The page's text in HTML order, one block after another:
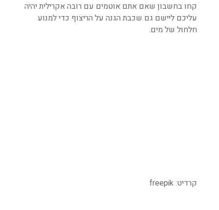
קחו בחשבון שאם אתם אוטמים עם רובה אקרילית יהיה
עליכם ליישם גם שכבת הגנה על הריצוף כדי למנוע
חלחול של מים.
קרדיט: freepik